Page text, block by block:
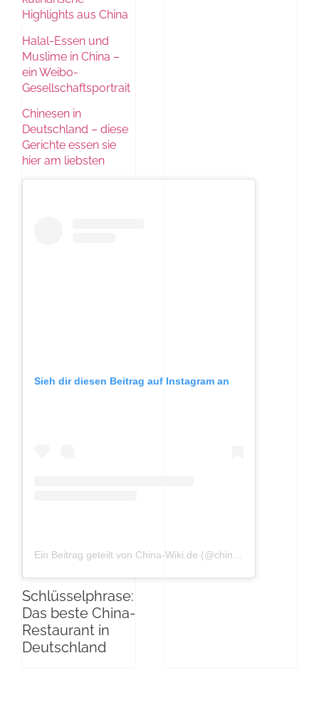
Highlights aus China
Halal-Essen und
Muslime in China –
ein Weibo-
Gesellschaftsportrait
Chinesen in
Deutschland – diese
Gerichte essen sie
hier am liebsten
Sieh dir diesen Beitrag auf Instagram an
Schlüsselphrase:
Das beste China-
Restaurant in
Deutschland